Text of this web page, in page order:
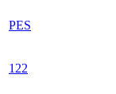
PES
122